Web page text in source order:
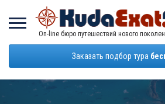
On-line бюро путешествий нового
Заказать подбор тура